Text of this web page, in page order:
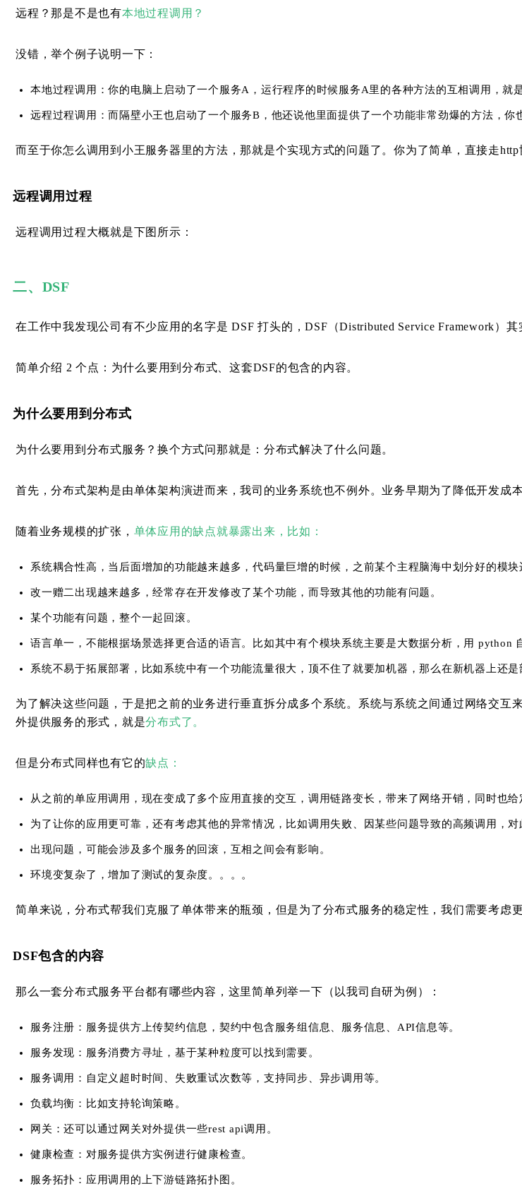
远程？那是不是也有本地过程调用？
没错，举个例子说明一下：
本地过程调用：你的电脑上启动了一个服务A，运行程序的时候服务A里的各种方法的互相调用，就是
远程过程调用：而隔壁小王也启动了一个服务B，他还说他里面提供了一个功能非常劲爆的方法，你
而至于你怎么调用到小王服务器里的方法，那就是个实现方式的问题了。你为了简单，直接走
远程调用过程
远程调用过程大概就是下图所示：
二、DSF
在工作中我发现公司有不少应用的名字是 DSF 打头的，DSF（Distributed Service Framework）其
简单介绍 2 个点：为什么要用到分布式、这套DSF的包含的内容。
为什么要用到分布式
为什么要用到分布式服务？换个方式问那就是：分布式解决了什么问题。
首先，分布式架构是由单体架构演进而来，我司的业务系统也不例外。业务早期为了降低开发成
随着业务规模的扩张， 单体应用的缺点就暴露出来，比如：
系统耦合性高，当后面增加的功能越来越多，代码量巨增的时候，之前某个主程脑海中划分好的模
改一赠二出现越来越多，经常存在开发修改了某个功能，而导致其他的功能有问题。
某个功能有问题，整个一起回滚。
语言单一，不能根据场景选择更合适的语言。比如其中有个模块系统主要是大数据分析，用 python
系统不易于拓展部署，比如系统中有一个功能流量很大，顶不住了就要加机器，那么在新机器上还
为了解决这些问题，于是把之前的业务进行垂直拆分成多个系统。系统与系统之间通过网络交
外提供服务的形式，就是分布式了。
但是分布式同样也有它的缺点：
从之前的单应用调用，现在变成了多个应用直接的交互，调用链路变长，带来了网络开销，同时也给
为了让你的应用更可靠，还有考虑其他的异常情况，比如调用失败、因某些问题导致的高频调用，对
出现问题，可能会涉及多个服务的回滚，互相之间会有影响。
环境变复杂了，增加了测试的复杂度。。。。
简单来说，分布式帮我们克服了单体带来的瓶颈，但是为了分布式服务的稳定性，我们需要考虑更
DSF包含的内容
那么一套分布式服务平台都有哪些内容，这里简单列举一下（以我司自研为例）：
服务注册：服务提供方上传契约信息，契约中包含服务组信息、服务信息、API信息等。
服务发现：服务消费方寻址，基于某种粒度可以找到需要。
服务调用：自定义超时时间、失败重试次数等，支持同步、异步调用等。
负载均衡：比如支持轮询策略。
网关：还可以通过网关对外提供一些rest api调用。
健康检查：对服务提供方实例进行健康检查。
服务拓扑：应用调用的上下游链路拓扑图。